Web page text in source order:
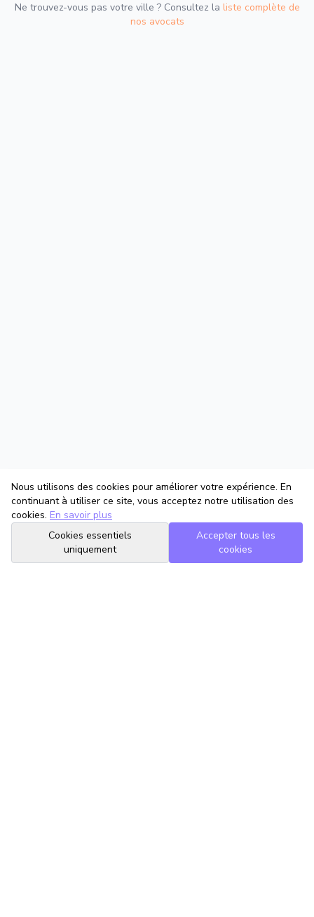
Ne trouvez-vous pas votre ville ? Consultez la liste complète de
nos avocats
Nous utilisons des cookies pour améliorer votre expérience. En
continuant à utiliser ce site, vous acceptez notre utilisation des
cookies. En savoir plus
Cookies essentiels
uniquement
Accepter tous les
cookies